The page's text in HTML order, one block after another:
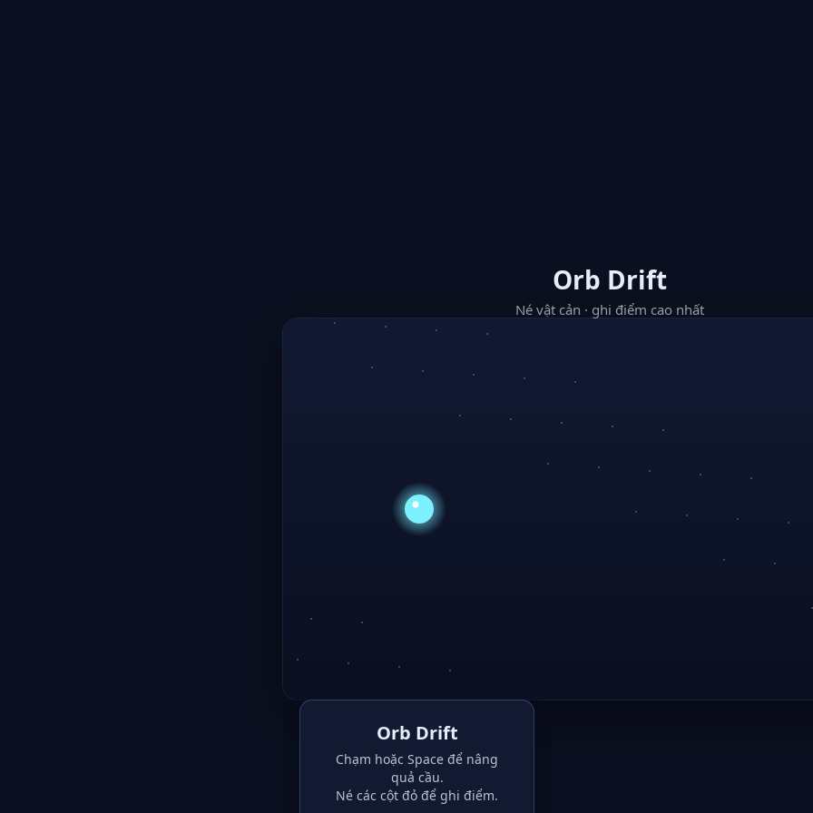
Orb Drift
Né vật cản · ghi điểm cao nhất
Orb Drift
Chạm hoặc Space để nâng
quả cầu.
Né các cột đỏ để ghi điểm.